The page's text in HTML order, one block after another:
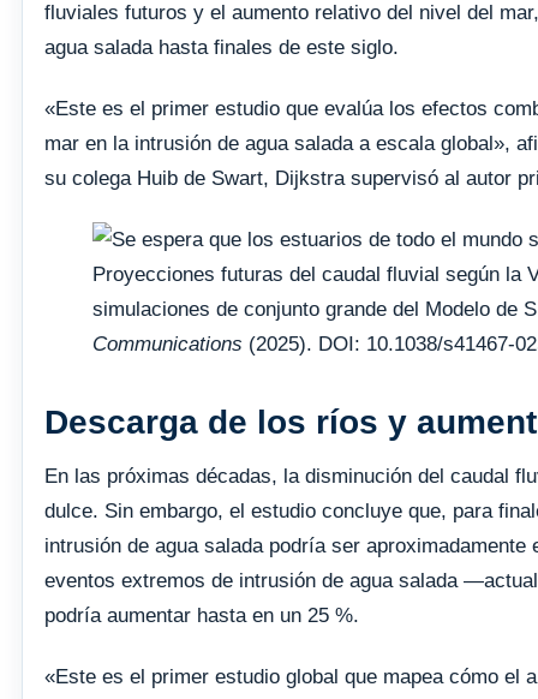
fluviales futuros y el aumento relativo del nivel del
agua salada hasta finales de este siglo.
«Este es el primer estudio que evalúa los efectos
mar en la intrusión de agua salada a escala global»,
su colega Huib de Swart, Dijkstra supervisó al autor
Proyecciones futuras del caudal fluvial según la
simulaciones de conjunto grande del Modelo de
Communications (2025). DOI: 10.1038/s41467-
Descarga de los ríos y
En las próximas décadas, la disminución del caudal
dulce. Sin embargo, el estudio concluye que, para
intrusión de agua salada podría ser
eventos extremos de intrusión de agua salada
podría aumentar hasta en un 25 %.
«Este es el primer estudio global que mapea cómo el